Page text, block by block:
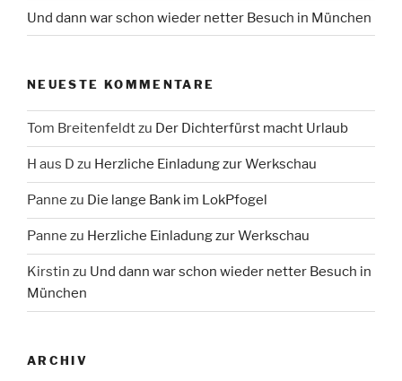
Und dann war schon wieder netter Besuch in München
NEUESTE KOMMENTARE
Tom Breitenfeldtzu Der Dichterfürst macht Urlaub
H aus D zu Herzliche Einladung zur Werkschau
Panne zu Die lange Bank im LokPfogel
Panne zu Herzliche Einladung zur Werkschau
Kirstin zu Und dann war schon wieder netter Besuch in
München
ARCHIV